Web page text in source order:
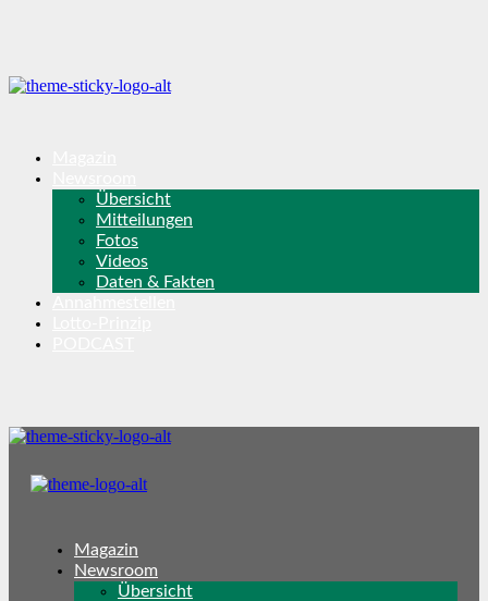
Übersicht
Mitteilungen
Fotos
Videos
Daten & Fakten
Magazin
Newsroom
Übersicht